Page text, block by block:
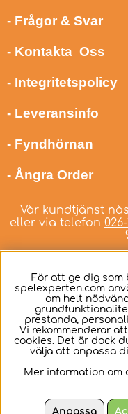
- Frågor & Svar
- Kontakta Oss
- Integritetspolicy
- Leveransinfo
- Fyndhörnan
- Ångra Order
Vår kundtjänst
eller via telefon
Svenska
För att ge dig som
spelexperten.com
om helt
prestanda,
Vi rekommenderar
cookies. Det är dock
välja att anpassa
Mer information om
Anpassa